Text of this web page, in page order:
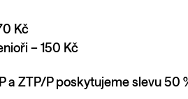
Kč
– 150 Kč
a ZTP/P poskytujeme slevu